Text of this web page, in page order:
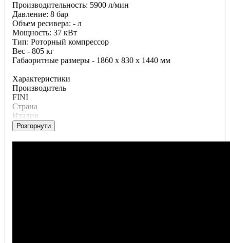
Производительность: 5900 л/мин
Давление: 8 бар
Объем ресивера: - л
Мощность: 37 кВт
Тип: Роторный компрессор
Вес - 805 кг
Габаоритные размеры - 1860 x 830 x 1440 мм
Характеристики
Производитель
FINI
Страна
Италия
Розгорнути